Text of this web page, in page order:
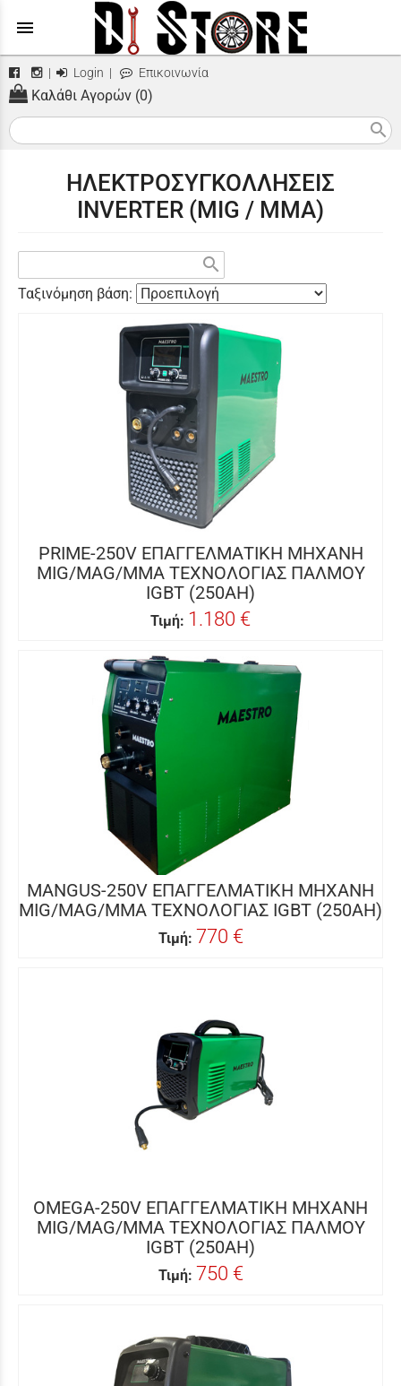
menu
| Login | Επικοινωνία
Καλάθι Αγορών (0)
search
ΗΛΕΚΤΡΟΣΥΓΚΟΛΛΗΣΕΙΣ
INVERTER (MIG / MMA)
search
Ταξινόμηση βάση:
PRIME-250V ΕΠΑΓΓΕΛΜΑΤΙΚΗ ΜΗΧΑΝΗ
MIG/MAG/MMA ΤΕΧΝΟΛΟΓΙΑΣ ΠΑΛΜΟΥ
IGBT (250AH)
Τιμή: 1.180 €
MANGUS-250V ΕΠΑΓΓΕΛΜΑΤΙΚΗ ΜΗΧΑΝΗ
MIG/MAG/MMA ΤΕΧΝΟΛΟΓΙΑΣ IGBT (250AH)
Τιμή: 770 €
OMEGA-250V ΕΠΑΓΓΕΛΜΑΤΙΚΗ ΜΗΧΑΝΗ
MIG/MAG/MMA ΤΕΧΝΟΛΟΓΙΑΣ ΠΑΛΜΟΥ
IGBT (250AH)
Τιμή: 750 €